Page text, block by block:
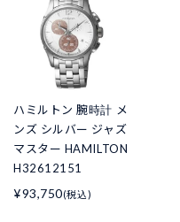
ハミルトン 腕時計 メ
ンズ シルバー ジャズ
マスター HAMILTON
H32612151
¥93,750(税込)